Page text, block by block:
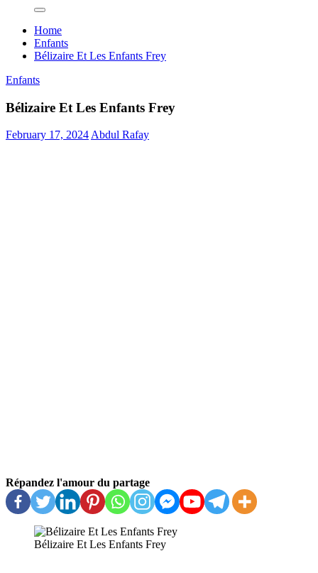
Home
Enfants
Bélizaire Et Les Enfants Frey
Enfants
Bélizaire Et Les Enfants Frey
February 17, 2024Abdul Rafay
Répandez l'amour du partage
Bélizaire Et Les Enfants Frey